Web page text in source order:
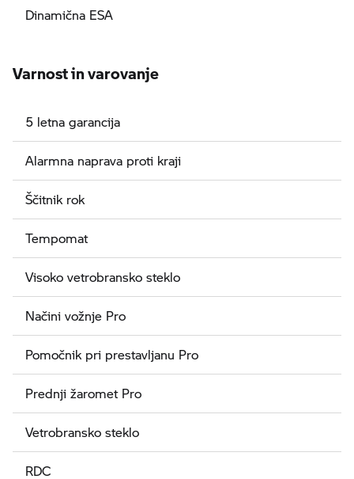
Dinamična ESA
Varnost in varovanje
5 letna garancija
Alarmna naprava proti kraji
Ščitnik rok
Tempomat
Visoko vetrobransko steklo
Načini vožnje Pro
Pomočnik pri prestavljanu Pro
Prednji žaromet Pro
Vetrobransko steklo
RDC